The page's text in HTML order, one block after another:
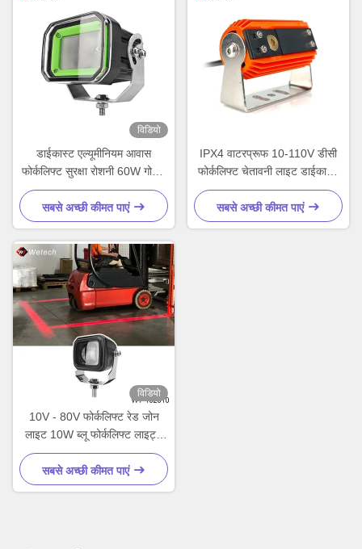
विडियो
डाईकास्ट एल्यूमीनियम आवास
फोर्कलिफ्ट सुरक्षा रोशनी 60W गोदाम
सुरक्षा रोशनी IP67
सबसे अच्छी कीमत पाएं
IPX4 वाटरप्रूफ 10-110V डीसी
फोर्कलिफ्ट चेतावनी लाइट डाईकास्ट
एल्यूमीनियम हाउसिंग और सुरक्षा क्षेत्र
अंकन के लिए लाइन बीम के साथ
सबसे अच्छी कीमत पाएं
विडियो
10V - 80V फोर्कलिफ्ट रेड जोन
लाइट 10W ब्लू फोर्कलिफ्ट लाइट्स
विथ डाईकास्ट एल्यूमीनियम हाउसिंग
सबसे अच्छी कीमत पाएं